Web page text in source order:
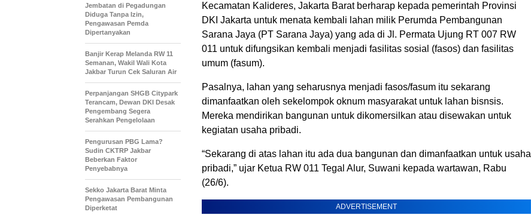
Kecamatan Kalideres, Jakarta Barat berharap kepada pemerintah Provinsi
DKI Jakarta untuk menata kembali lahan milik Perumda Pembangunan
Sarana Jaya (PT Sarana Jaya) yang ada di Jl. Permata Ujung RT 007 RW
011 untuk difungsikan kembali menjadi fasilitas sosial (fasos) dan fasilitas
umum (fasum).
Pasalnya, lahan yang seharusnya menjadi fasos/fasum itu sekarang
dimanfaatkan oleh sekelompok oknum masyarakat untuk lahan bisnsis.
Mereka mendirikan bangunan untuk dikomersilkan atau disewakan untuk
kegiatan usaha pribadi.
“Sekarang di atas lahan itu ada dua bangunan dan dimanfaatkan untuk usaha
pribadi,” ujar Ketua RW 011 Tegal Alur, Suwani kepada wartawan, Rabu
(26/6).
ADVERTISEMENT
Jembatan di Pegadungan
Diduga Tanpa Izin,
Pengawasan Pemda
Dipertanyakan
Banjir Kerap Melanda RW 11
Semanan, Wakil Wali Kota
Jakbar Turun Cek Saluran Air
Perpanjangan SHGB Citypark
Terancam, Dewan DKI Desak
Pengembang Segera
Serahkan Pengelolaan
Pengurusan PBG Lama?
Sudin CKTRP Jakbar
Beberkan Faktor
Penyebabnya
Sekko Jakarta Barat Minta
Pengawasan Pembangunan
Diperketat